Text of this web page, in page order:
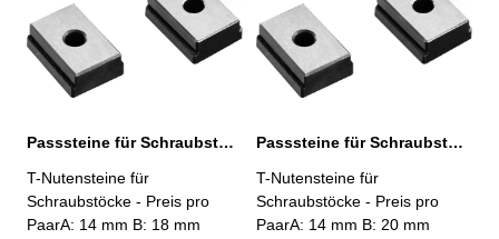
Passsteine für Schraubstöcke, 14/18 mm
T-Nutensteine für
Schraubstöcke - Preis pro
PaarA: 14 mm B: 18 mm
Passsteine für Schraubstöcke, 14/20 mm
T-Nutensteine für
Schraubstöcke - Preis pro
PaarA: 14 mm B: 20 mm